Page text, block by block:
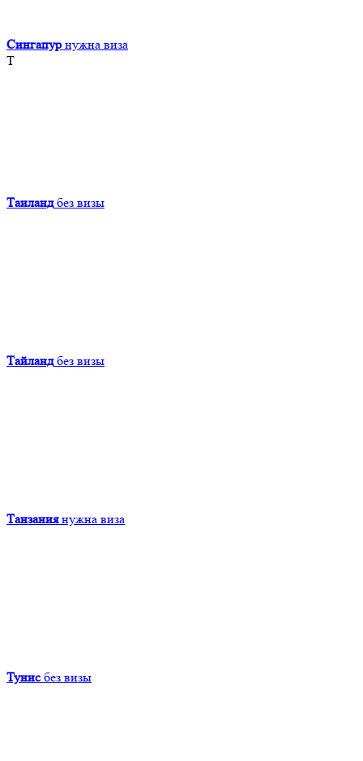
Сингапур нужна виза
Т
Таиланд без визы
Тайланд без визы
Танзания нужна виза
Тунис без визы